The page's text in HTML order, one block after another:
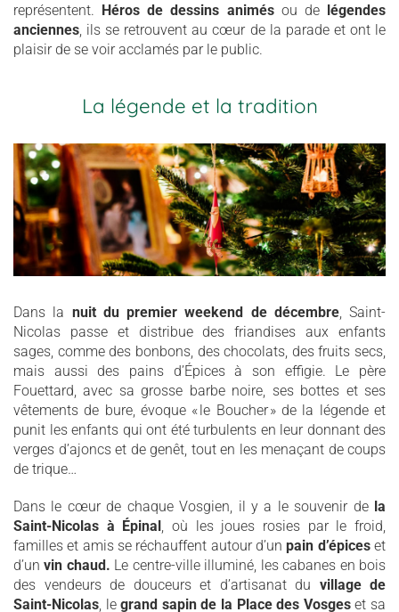
représentent. Héros de dessins animés ou de légendes
anciennes, ils se retrouvent au cœur de la parade et ont le
plaisir de se voir acclamés par le public.
La légende et la tradition
Dans la nuit du premier weekend de décembre, Saint-
Nicolas passe et distribue des friandises aux enfants
sages, comme des bonbons, des chocolats, des fruits secs,
mais aussi des pains d’Épices à son effigie. Le père
Fouettard, avec sa grosse barbe noire, ses bottes et ses
vêtements de bure, évoque « le Boucher » de la légende et
punit les enfants qui ont été turbulents en leur donnant des
verges d’ajoncs et de genêt, tout en les menaçant de coups
de trique…
Dans le cœur de chaque Vosgien, il y a le souvenir dela
Saint-Nicolas à Épinal, où les joues rosies par le froid,
familles et amis se réchauffent autour d’unpain d’épiceset
d’unvin chaud. Le centre-ville illuminé, les cabanes en bois
des vendeurs de douceurs et d’artisanat du village de
Saint-Nicolas, legrand sapin de la Place des Vosgeset sa